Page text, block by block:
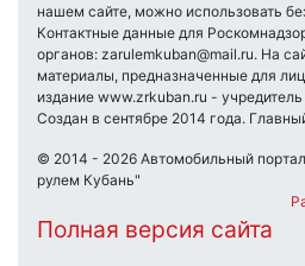
нашем сайте, можно использовать
Контактные данные для
органов: zarulemkuban@mail.ru. На
материалы, предназначенные для
издание www.zrkuban.ru -
Создан в сентябре 2014 года.
© 2014 - 2026 Автомобильный
рулем Кубань"
Полная версия сайта